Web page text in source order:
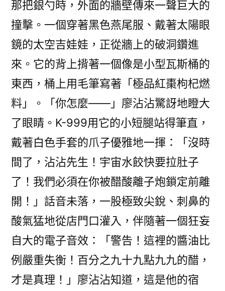
那把銀勺時，外面的牆壁傳來一聲巨大的
撞擊。一個穿著黑色燕尾服、戴著太陽眼
鏡的太空吉娃娃，正從牆上的破洞鑽進
來。它的背上揹著一個像是小型瓦斯桶的
東西，桶上用毛筆寫著「極品紅棗枸杞燃
料」。「你怎麼——」廖沾沾驚訝地瞪大
了眼睛。K-999用它的小短腿站得筆直，
戴著白色手套的爪子優雅地一揮：「沒時
間了，沾沾先生！宇宙水餃快要拉肚子
了！我們必須在你被醋酸離子炮鎖定前離
開！」話音未落，一股極致尖銳、刺鼻的
酸氣猛地從店門口灌入，伴隨著一個狂妄
自大的電子音效：「警告！這裡的醬油比
例嚴重失衡！百分之九十九點九九的醋，
才是真理！」廖沾沾知道，這是他的宿